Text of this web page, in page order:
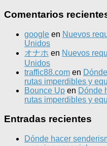
Comentarios
google en Nuevos
Unidos
オナホ en Nuevos
Unidos
traffic88.com en
rutas imperdibles y
Bounce Up en Dónde
rutas imperdibles y
Entradas recientes
Dónde hacer